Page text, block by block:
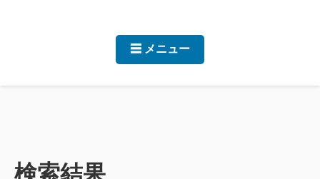
☰ メニュー
検索結果